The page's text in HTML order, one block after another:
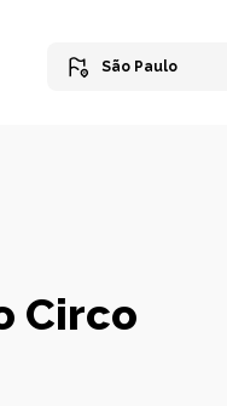
São Paulo
Circo